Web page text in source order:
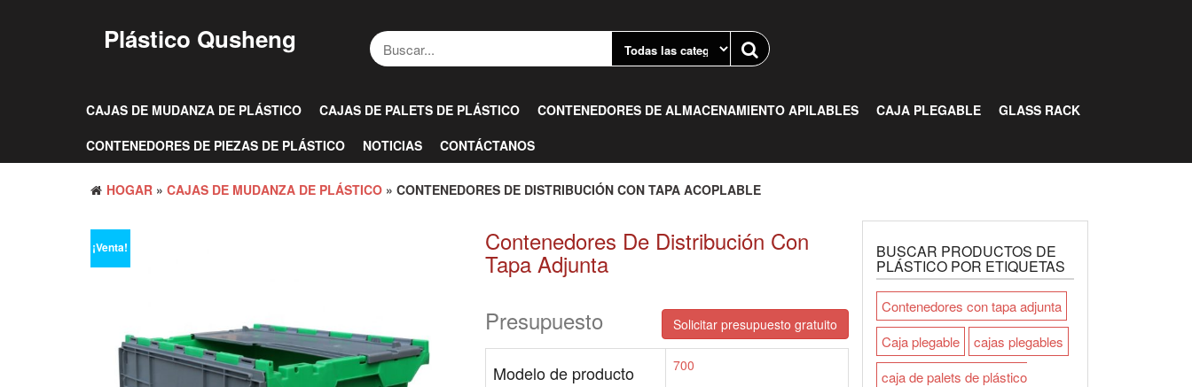
Plástico Qusheng
CAJAS DE MUDANZA DE PLÁSTICO CAJAS DE PALETS DE PLÁSTICO CONTENEDORES DE ALMACENAMIENTO APILABLES CAJA PLEGABLE
GLASS RACK
CONTENEDORES DE PIEZAS DE PLÁSTICO
NOTICIAS CONTÁCTANOS
HOGAR » CAJAS DE MUDANZA DE PLÁSTICO » CONTENEDORES DE DISTRIBUCIÓN CON TAPA ACOPLABLE
¡Venta! Contenedores De Distribución Con
Tapa Adjunta
Presupuesto
Solicitar presupuesto gratuito
Modelo de producto 700
BUSCAR PRODUCTOS DE
PLÁSTICO POR ETIQUETAS
Contenedores con tapa adjunta
Caja plegable
cajas plegables
caja de palets de plástico